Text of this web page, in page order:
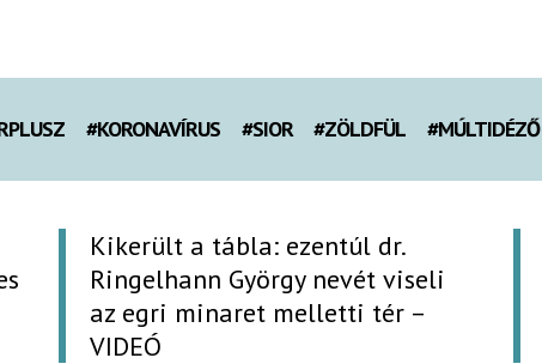
#KORONAVÍRUS #SIOR #ZÖLDFÜL #MÚLTIDÉZŐ
Kikerült a tábla: ezentúl dr.
Ringelhann György nevét viseli
az egri minaret melletti tér –
VIDEÓ